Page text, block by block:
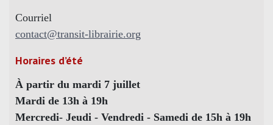
Courriel
contact@transit-librairie.org
Horaires d’été
À partir du mardi 7 juillet
Mardi de 13h à 19h
Mercredi- Jeudi - Vendredi - Samedi de 15h à 19h